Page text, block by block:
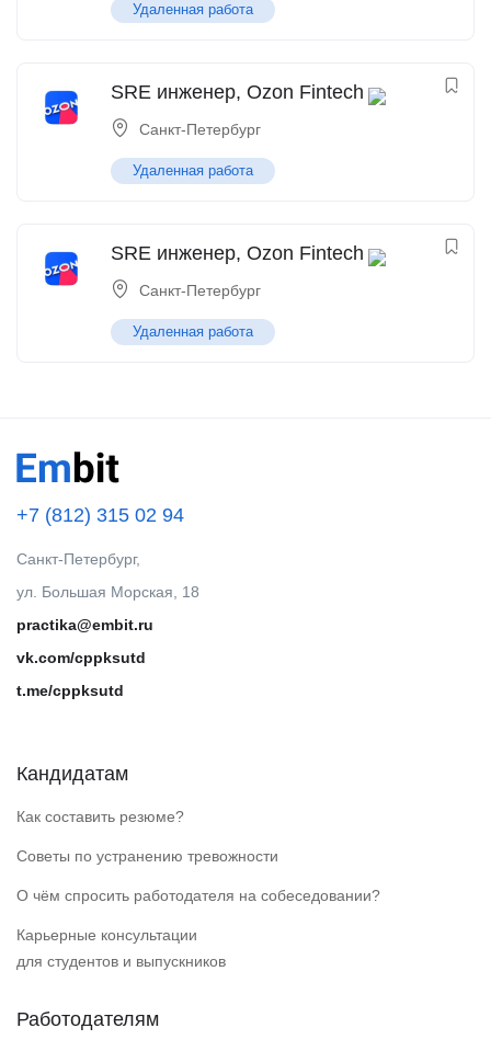
Удаленная работа
SRE инженер, Ozon Fintech
Санкт-Петербург
Удаленная работа
SRE инженер, Ozon Fintech
Санкт-Петербург
Удаленная работа
+7 (812) 315 02 94
Санкт-Петербург,
ул. Большая Морская, 18
practika@embit.ru
vk.com/cppksutd
t.me/cppksutd
Кандидатам
Как составить резюме?
Советы по устранению тревожности
О чём спросить работодателя на собеседовании?
Карьерные консультации
для студентов и выпускников
Работодателям